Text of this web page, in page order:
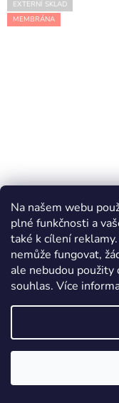
Na našem webu
plné funkčnosti a
také k cílení
nemůže fungovat,
ale nebudou
souhlas. Více
EXTERNÍ SKLAD
MEMBRÁNA
Zateplená